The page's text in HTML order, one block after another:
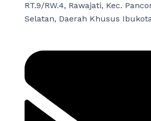
RT.9/RW.4, Rawajati, Kec.
Selatan, Daerah Khusus